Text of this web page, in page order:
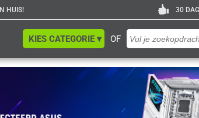
HUIS! 30
OF
KIES CATEGORIE ▾